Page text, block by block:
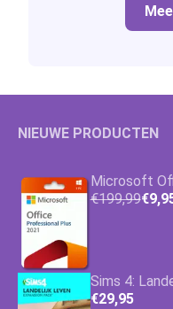
NIEUWE PRODUCTEN
Microsoft
€199,99
Sims 4:
€29,95